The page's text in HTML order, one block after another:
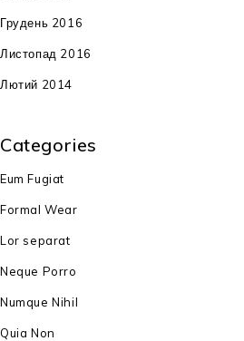
Грудень 2016
Листопад 2016
Лютий 2014
Categories
Eum Fugiat
Formal Wear
Lor separat
Neque Porro
Numque Nihil
Quia Non